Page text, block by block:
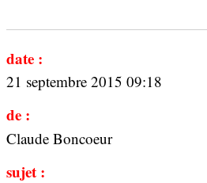
date :
21 septembre 2015 09:18
de :
Claude Boncoeur
sujet :